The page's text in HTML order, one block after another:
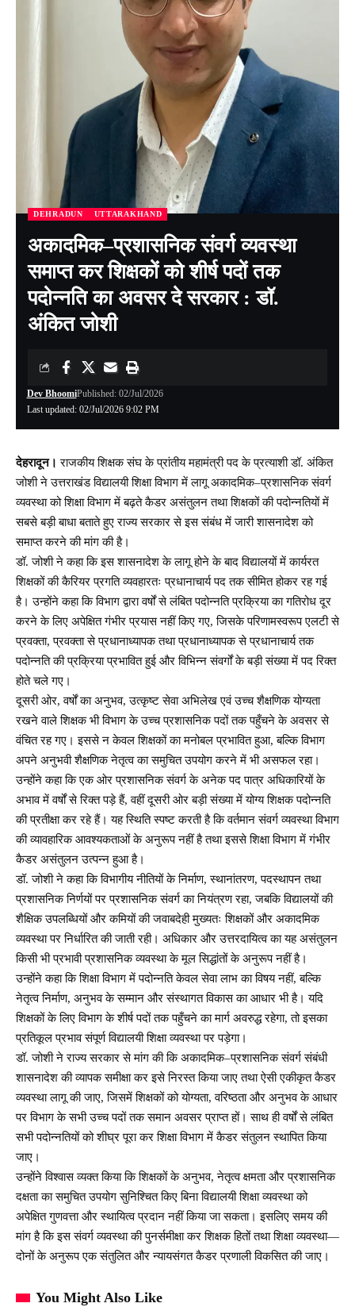
DEHRADUN UTTARAKHAND
अकादमिक–प्रशासनिक संवर्ग व्यवस्था
समाप्त कर शिक्षकों को शीर्ष पदों तक
पदोन्नति का अवसर दे सरकार : डॉ.
अंकित जोशी
Last updated: 02/Jul/2026 9:02 PM
Dev BhoomiPublished: 02/Jul/2026
देहरादून। राजकीय शिक्षक संघ के प्रांतीय महामंत्री पद के प्रत्याशी डॉ. अंकित
जोशी ने उत्तराखंड विद्यालयी शिक्षा विभाग में लागू अकादमिक–प्रशासनिक संवर्ग
व्यवस्था को शिक्षा विभाग में बढ़ते कैडर असंतुलन तथा शिक्षकों की पदोन्नतियों में
सबसे बड़ी बाधा बताते हुए राज्य सरकार से इस संबंध में जारी शासनादेश को
समाप्त करने की मांग की है।
डॉ. जोशी ने कहा कि इस शासनादेश के लागू होने के बाद विद्यालयों में कार्यरत
शिक्षकों की कैरियर प्रगति व्यवहारतः प्रधानाचार्य पद तक सीमित होकर रह गई
है। उन्होंने कहा कि विभाग द्वारा वर्षों से लंबित पदोन्नति प्रक्रिया का गतिरोध दूर
करने के लिए अपेक्षित गंभीर प्रयास नहीं किए गए, जिसके परिणामस्वरूप एलटी से
प्रवक्ता, प्रवक्ता से प्रधानाध्यापक तथा प्रधानाध्यापक से प्रधानाचार्य तक
पदोन्नति की प्रक्रिया प्रभावित हुई और विभिन्न संवर्गों के बड़ी संख्या में पद रिक्त
होते चले गए।
दूसरी ओर, वर्षों का अनुभव, उत्कृष्ट सेवा अभिलेख एवं उच्च शैक्षणिक योग्यता
रखने वाले शिक्षक भी विभाग के उच्च प्रशासनिक पदों तक पहुँचने के अवसर से
वंचित रह गए। इससे न केवल शिक्षकों का मनोबल प्रभावित हुआ, बल्कि विभाग
अपने अनुभवी शैक्षणिक नेतृत्व का समुचित उपयोग करने में भी असफल रहा।
उन्होंने कहा कि एक ओर प्रशासनिक संवर्ग के अनेक पद पात्र अधिकारियों के
अभाव में वर्षों से रिक्त पड़े हैं, वहीं दूसरी ओर बड़ी संख्या में योग्य शिक्षक पदोन्नति
की प्रतीक्षा कर रहे हैं। यह स्थिति स्पष्ट करती है कि वर्तमान संवर्ग व्यवस्था विभाग
की व्यावहारिक आवश्यकताओं के अनुरूप नहीं है तथा इससे शिक्षा विभाग में गंभीर
कैडर असंतुलन उत्पन्न हुआ है।
डॉ. जोशी ने कहा कि विभागीय नीतियों के निर्माण, स्थानांतरण, पदस्थापन तथा
प्रशासनिक निर्णयों पर प्रशासनिक संवर्ग का नियंत्रण रहा, जबकि विद्यालयों की
शैक्षिक उपलब्धियों और कमियों की जवाबदेही मुख्यतः शिक्षकों और अकादमिक
व्यवस्था पर निर्धारित की जाती रही। अधिकार और उत्तरदायित्व का यह असंतुलन
किसी भी प्रभावी प्रशासनिक व्यवस्था के मूल सिद्धांतों के अनुरूप नहीं है।
उन्होंने कहा कि शिक्षा विभाग में पदोन्नति केवल सेवा लाभ का विषय नहीं, बल्कि
नेतृत्व निर्माण, अनुभव के सम्मान और संस्थागत विकास का आधार भी है। यदि
शिक्षकों के लिए विभाग के शीर्ष पदों तक पहुँचने का मार्ग अवरुद्ध रहेगा, तो इसका
प्रतिकूल प्रभाव संपूर्ण विद्यालयी शिक्षा व्यवस्था पर पड़ेगा।
डॉ. जोशी ने राज्य सरकार से मांग की कि अकादमिक–प्रशासनिक संवर्ग संबंधी
शासनादेश की व्यापक समीक्षा कर इसे निरस्त किया जाए तथा ऐसी एकीकृत कैडर
व्यवस्था लागू की जाए, जिसमें शिक्षकों को योग्यता, वरिष्ठता और अनुभव के आधार
पर विभाग के सभी उच्च पदों तक समान अवसर प्राप्त हों। साथ ही वर्षों से लंबित
सभी पदोन्नतियों को शीघ्र पूरा कर शिक्षा विभाग में कैडर संतुलन स्थापित किया
जाए।
उन्होंने विश्वास व्यक्त किया कि शिक्षकों के अनुभव, नेतृत्व क्षमता और प्रशासनिक
दक्षता का समुचित उपयोग सुनिश्चित किए बिना विद्यालयी शिक्षा व्यवस्था को
अपेक्षित गुणवत्ता और स्थायित्व प्रदान नहीं किया जा सकता। इसलिए समय की
मांग है कि इस संवर्ग व्यवस्था की पुनर्समीक्षा कर शिक्षक हितों तथा शिक्षा व्यवस्था—
दोनों के अनुरूप एक संतुलित और न्यायसंगत कैडर प्रणाली विकसित की जाए।
You Might Also Like